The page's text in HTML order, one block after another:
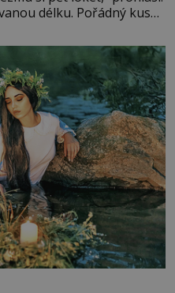
délku. Pořádný kus
zhodnotí švadlena
vás, podívejte.“